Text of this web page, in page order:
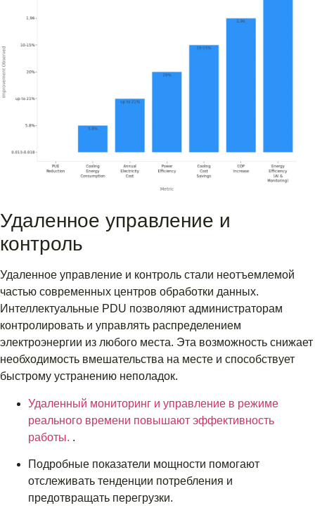
Удаленное управление и
контроль
Удаленное управление и контроль стали неотъемлемой
частью современных центров обработки данных.
Интеллектуальные PDU позволяют администраторам
контролировать и управлять распределением
электроэнергии из любого места. Эта возможность снижает
необходимость вмешательства на месте и способствует
быстрому устранению неполадок.
Удаленный мониторинг и управление в режиме
реального времени повышают эффективность
работы. .
Подробные показатели мощности помогают
отслеживать тенденции потребления и
предотвращать перегрузки.